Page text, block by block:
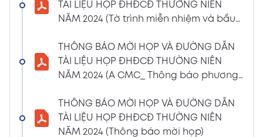
THÔNG BÁO MỜI HỌP VÀ ĐƯỜNG DẪN TÀI
LIỆU HỌP ĐHĐCĐ THƯỜNG NIÊN NĂM
01/04/2024
4:00 PM
CBTT về việc nhận được Đơn từ nhiệm vị trí
Thùy Giang và bà Nguyễn Hồng Oanh
04/03/2024
11:29 AM
Xem PDF
TÀI LIỆU HỌP ĐHĐCĐ THƯỜNG NIÊN
NĂM 2024 (Tờ trình miễn nhiệm và bầu
THÔNG BÁO MỜI HỌP VÀ ĐƯỜNG DẪN
TÀI LIỆU HỌP ĐHĐCĐ THƯỜNG NIÊN
NĂM 2024 (A CMC_ Thông báo phương
THÔNG BÁO MỜI HỌP VÀ ĐƯỜNG DẪN
TÀI LIỆU HỌP ĐHĐCĐ THƯỜNG NIÊN
NĂM 2024 (Thông báo mời họp)